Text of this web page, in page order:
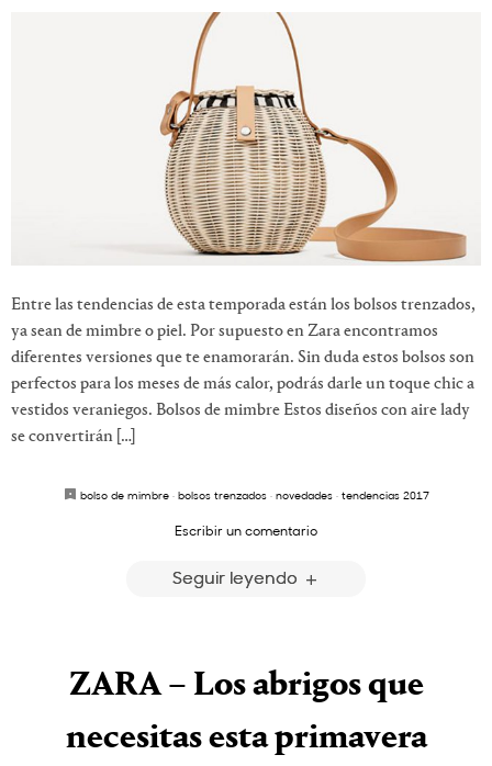
Entre las tendencias de esta temporada están los bolsos trenzados,
ya sean de mimbre o piel. Por supuesto en Zara encontramos
diferentes versiones que te enamorarán. Sin duda estos bolsos son
perfectos para los meses de más calor, podrás darle un toque chic a
vestidos veraniegos. Bolsos de mimbre Estos diseños con aire lady
se convertirán […]
bolso de mimbre· bolsos trenzados· novedades· tendencias 2017
Escribir un comentario
Seguir leyendo
ZARA – Los abrigos que
necesitas esta primavera